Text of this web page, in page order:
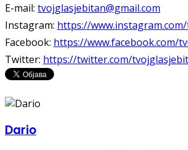
E-mail: tvojglasjebitan@gmail.com
Instagram: https://
Facebook: https://www.facebook.com/
Twitter: https://twitter.com/
Dario